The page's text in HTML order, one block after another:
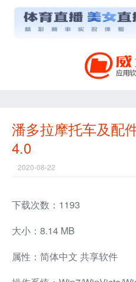
潘多拉摩托车及配
4.0
2020-08-22
下载次数：1193
大小：8.14 MB
属性：简体中文 共享软件